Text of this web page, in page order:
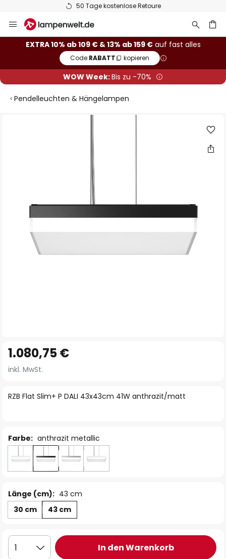
50 Tage kostenlose Retoure
Inhalt
springen
EXTRA 10% ab 109 € & 13% ab 159 €auf fast alles
Code:RABATT kopieren
WOW Week:Bis zu -70%
Pendelleuchten & Hängelampen
Anfang
der
springen
RZB Flat Slim+ P DALI 43x43cm 41W anthrazit/matt
1.080,75 €
inkl. MwSt.
Farbe: anthrazit metallic
Länge (cm): 43 cm
30 cm
43 cm
1 In den Warenkorb